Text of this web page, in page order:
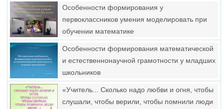
Особенности формирования у
первоклассников умения моделировать при
обучении математике
Особенности формирования математической
и естественнонаучной грамотности у младших
школьников
«Учитель... Сколько надо любви и огня, чтобы
слушали, чтобы верили, чтобы помнили люди